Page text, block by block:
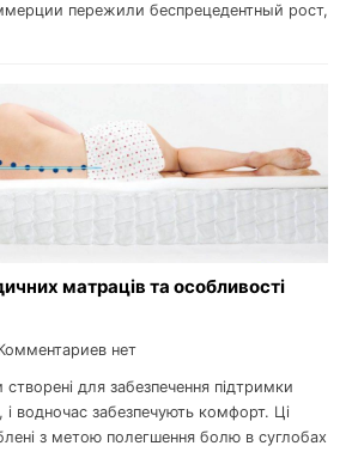
пережили беспрецедентный рост,
матраців та особливості
нет
для забезпечення підтримки
водночас забезпечують комфорт. Ці
з метою полегшення болю в суглобах